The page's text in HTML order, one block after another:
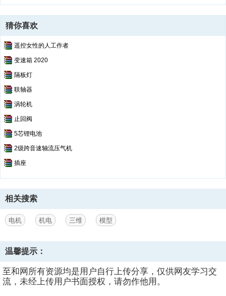
猜你喜欢
遥控女性的人工作者
变速箱 2020
隔板灯
联轴器
涡轮机
止回阀
5芯锂电池
2级跨音速轴流压气机
插座
相关搜索
电机 机电 三维 模型
温馨提示：
至和网所有资源均是用户自行上传分享，仅供网友学习交
流，未经上传用户书面授权，请勿作他用。